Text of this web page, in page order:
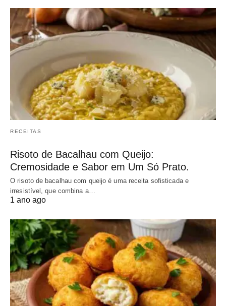
RECEITAS
Risoto de Bacalhau com Queijo:
Cremosidade e Sabor em Um Só Prato.
O risoto de bacalhau com queijo é uma receita sofisticada e
irresistível, que combina a…
1 ano ago